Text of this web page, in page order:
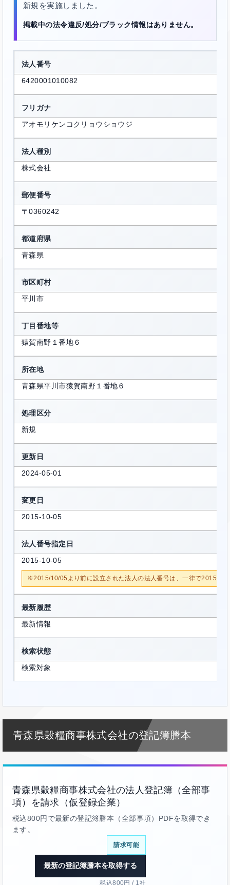
新規を実施しました。
掲載中の法令違反/処分/ブラック情報はありません。
法人番号
6420001010082
フリガナ
アオモリケンコクリョウショウジ
法人種別
株式会社
郵便番号
〒0360242
都道府県
青森県
市区町村
平川市
丁目番地等
猿賀南野１番地６
所在地
青森県平川市猿賀南野１番地６
処理区分
新規
更新日
2024-05-01
変更日
2015-10-05
法人番号指定日
2015-10-05
※2015/10/05より前に設立された法人の法人番号は、一律で2015/10/
最新履歴
最新情報
検索状態
検索対象
青森県穀糧商事株式会社の登記簿謄本
青森県穀糧商事株式会社の法人登記簿（全部事
項）を請求（仮登録企業）
税込800円で最新の登記簿謄本（全部事項）PDFを取得でき
ます。
請求可能
最新の登記簿謄本を取得する
税込800円 / 1社